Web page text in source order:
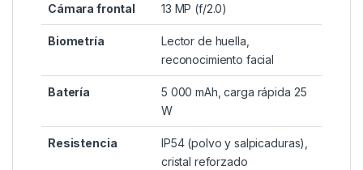
Cámara frontal 13 MP (f/2.0)
Biometría
Lector de huella,
reconocimiento facial
Batería
5 000 mAh, carga rápida 25
W
Resistencia
IP54 (polvo y salpicaduras),
cristal reforzado